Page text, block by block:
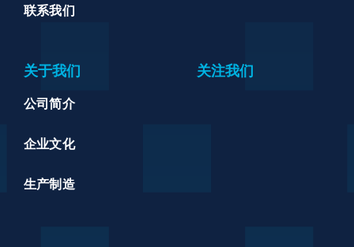
联系我们
关于我们
公司简介
企业文化
生产制造
关注我们